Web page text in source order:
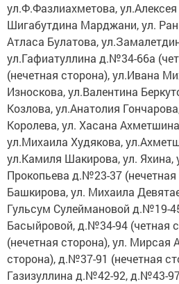
ул.Ф.Фазлиахметова,
Шигабутдина Марджани, ул.
Атласа Булатова,
ул.Гафиатуллина д.№34-66а
(нечетная сторона), ул.Ивана
Износкова, ул.Валентина
Козлова, ул.Анатолия
Королева, ул. Хасана
ул.Михаила Худякова,
ул.Камиля Шакирова, ул. Яхина,
Прокопьева д.№23-37
Башкирова, ул. Михаила
Гульсум Сулеймановой д.№19-
Басыйровой, д.№34-94 (четная
(нечетная сторона), ул.
сторона), д.№37-91 (нечетная
Газизуллина д.№42-92, д.№43-